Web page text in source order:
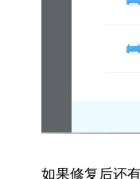
如果修复后还